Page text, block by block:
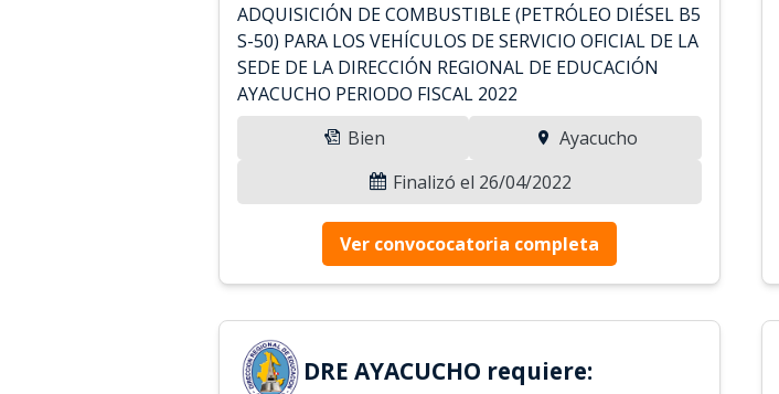
ADQUISICIÓN DE COMBUSTIBLE (PETRÓLEO DIÉSEL B5
S-50) PARA LOS VEHÍCULOS DE SERVICIO OFICIAL DE LA
SEDE DE LA DIRECCIÓN REGIONAL DE EDUCACIÓN
AYACUCHO PERIODO FISCAL 2022
Bien
Ayacucho
Finalizó el 26/04/2022
Ver convococatoria completa
DRE AYACUCHO requiere: